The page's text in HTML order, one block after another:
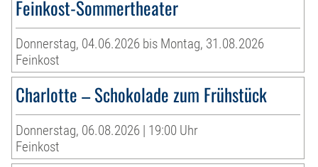
Feinkost-Sommertheater
Donnerstag, 04.06.2026 bis Montag, 31.08.2026
Feinkost
Charlotte – Schokolade zum Frühstück
Donnerstag, 06.08.2026 | 19:00 Uhr
Feinkost